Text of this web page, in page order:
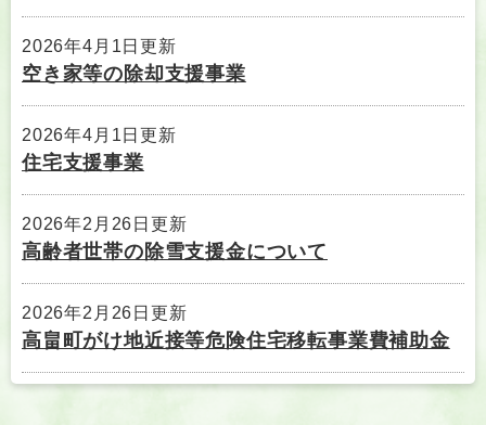
2026年4月1日更新
空き家等の除却支援事業
2026年4月1日更新
住宅支援事業
2026年2月26日更新
高齢者世帯の除雪支援金について
2026年2月26日更新
高畠町がけ地近接等危険住宅移転事業費補助金